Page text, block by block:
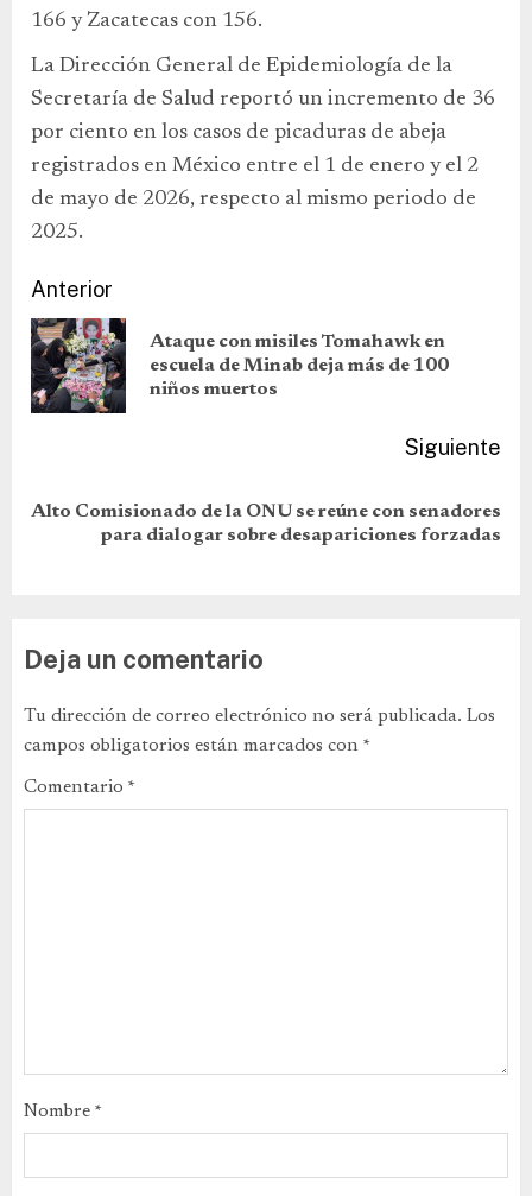
166 y Zacatecas con 156.
La Dirección General de Epidemiología de la
Secretaría de Salud reportó un incremento de 36
por ciento en los casos de picaduras de abeja
registrados en México entre el 1 de enero y el 2
de mayo de 2026, respecto al mismo periodo de
2025.
Anterior
Ataque con misiles Tomahawk en
escuela de Minab deja más de 100
niños muertos
Siguiente
Alto Comisionado de la ONU se reúne con senadores
para dialogar sobre desapariciones forzadas
Deja un comentario
Tu dirección de correo electrónico no será publicada. Los
campos obligatorios están marcados con *
Comentario *
Nombre *